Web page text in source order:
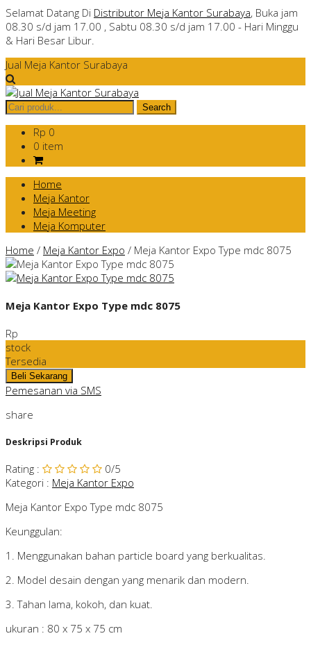
Selamat Datang Di Distributor Meja Kantor Surabaya, Buka jam
08.30 s/d jam 17.00 , Sabtu 08.30 s/d jam 17.00 - Hari Minggu
& Hari Besar Libur.
Jual Meja Kantor Surabaya
Rp 0
0 item
Home
Meja Kantor
Meja Meeting
Meja Komputer
Home / Meja Kantor Expo / Meja Kantor Expo Type mdc 8075
Meja Kantor Expo Type mdc 8075
Rp
stock
Tersedia
Pemesanan via SMS
share
Deskripsi Produk
Rating : 0/5
Kategori : Meja Kantor Expo
Meja Kantor Expo Type mdc 8075
Keunggulan:
1. Menggunakan bahan particle board yang berkualitas.
2. Model desain dengan yang menarik dan modern.
3. Tahan lama, kokoh, dan kuat.
ukuran : 80 x 75 x 75 cm